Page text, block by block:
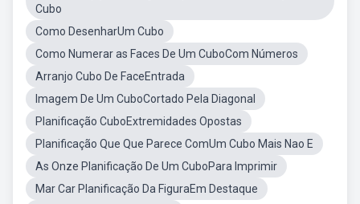
Cubo
Como DesenharUm Cubo
Como Numerar as Faces De Um CuboCom Números
Arranjo Cubo De FaceEntrada
Imagem De Um CuboCortado Pela Diagonal
Planificação CuboExtremidades Opostas
Planificação Que Que Parece ComUm Cubo Mais Nao E
As Onze Planificação De Um CuboPara Imprimir
Mar Car Planificação Da FiguraEm Destaque